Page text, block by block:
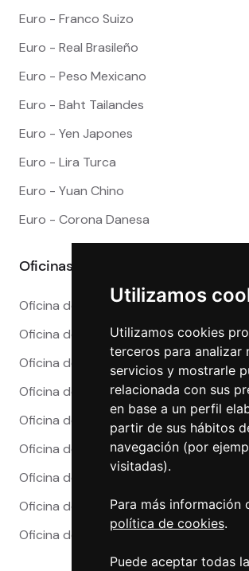
Utilizamos
Utilizamos cookies
terceros para analizar
servicios y mostrarle
relacionada con sus
en base a un perfil
partir de sus hábitos
navegación (por
visitadas).
Para más información
política de cookies.
Puede aceptar todas
Euro - Franco Suizo
Euro - Real Brasileño
Euro - Peso Mexicano
Euro - Baht Tailandes
Euro - Yen Japones
Euro - Lira Turca
Euro - Yuan Chino
Euro - Corona Danesa
Oficinas
Oficina de Cambio en Alicante
Oficina de Cambio en Barcelona
Oficina de Cambio en Córdoba
Oficina de Cambio en Granada
Oficina de Cambio en Madrid
Oficina de Cambio en Málaga
Oficina de Cambio en Marbella
Oficina de Cambio en Sevilla
Oficina de Cambio en Valencia